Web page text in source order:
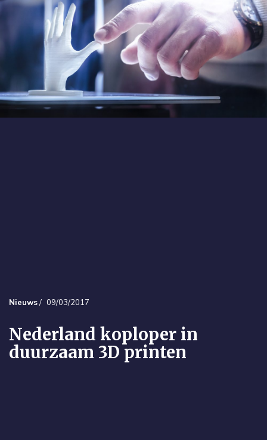
Nieuws/ 09/03/2017
Nederland koploper in
duurzaam 3D printen